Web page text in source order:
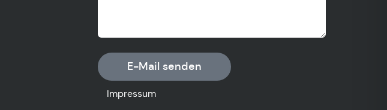
E-Mail senden
Impressum